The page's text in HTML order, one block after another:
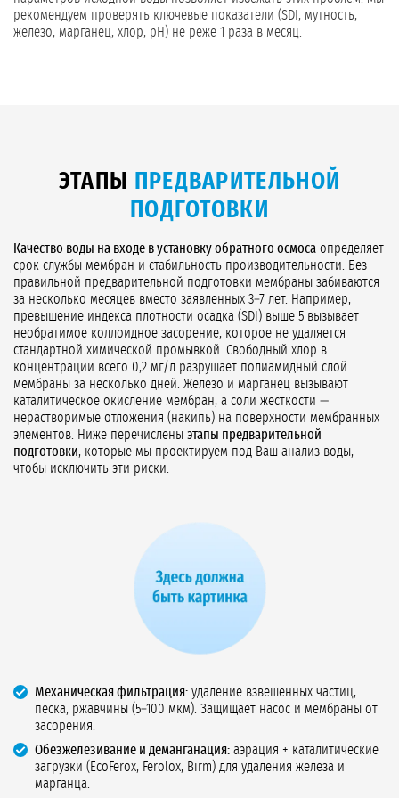
рекомендуем проверять ключевые показатели (SDI, мутность,
железо, марганец, хлор, pH) не реже 1 раза в месяц.
ЭТАПЫ
ПРЕДВАРИТЕЛЬНОЙ
ПОДГОТОВКИ
Качество воды на входе в установку обратного осмоса определяет
срок службы мембран и стабильность производительности. Без
правильной предварительной подготовки мембраны забиваются
за несколько месяцев вместо заявленных 3–7 лет. Например,
превышение индекса плотности осадка (SDI) выше 5 вызывает
необратимое коллоидное засорение, которое не удаляется
стандартной химической промывкой. Свободный хлор в
концентрации всего 0,2 мг/л разрушает полиамидный слой
мембраны за несколько дней. Железо и марганец вызывают
каталитическое окисление мембран, а соли жёсткости —
нерастворимые отложения (накипь) на поверхности мембранных
элементов. Ниже перечислены этапы предварительной
подготовки, которые мы проектируем под Ваш анализ воды,
чтобы исключить эти риски.
Механическая фильтрация: удаление взвешенных частиц,
песка, ржавчины (5–100 мкм). Защищает насос и мембраны от
засорения.
Обезжелезивание и деманганация: аэрация + каталитические
загрузки (EcoFerox, Ferolox, Birm) для удаления железа и
марганца.